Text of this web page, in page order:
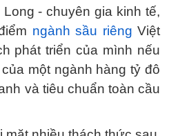
- chuyên gia kinh tế,
ngành sầu riêng Việt
phát triển của mình nếu
một ngành hàng tỷ đô
và tiêu chuẩn toàn cầu